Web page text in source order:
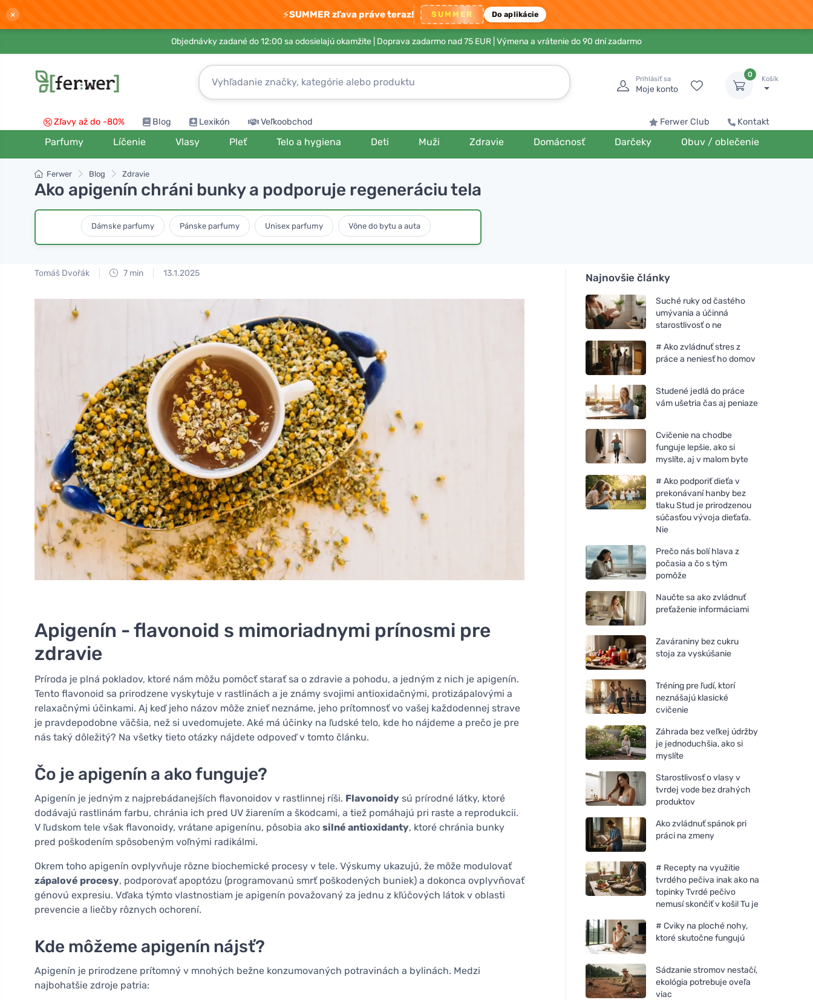
× ⚡SUMMER zľava práve teraz! SUMMER Do aplikácie
Objednávky zadané do 12:00 sa odosielajú okamžite | Doprava zadarmo nad 75 EUR | Výmena a vrátenie do 90 dní zadarmo
Prihlásiť sa
Moje konto
0
Košík
Zľavy až do -80% Blog Lexikón Veľkoobchod Ferwer Club Kontakt
Parfumy Líčenie Vlasy Pleť Telo a hygiena Deti Muži Zdravie Domácnosť Darčeky Obuv / oblečenie
Ferwer Blog Zdravie
Ako apigenín chráni bunky a podporuje regeneráciu tela
Dámske parfumy Pánske parfumy Unisex parfumy Vône do bytu a auta
Tomáš Dvořák 7 min 13.1.2025
Apigenín - flavonoid s mimoriadnymi prínosmi pre
zdravie
Príroda je plná pokladov, ktoré nám môžu pomôcť starať sa o zdravie a pohodu, a jedným z nich je apigenín.
Tento flavonoid sa prirodzene vyskytuje v rastlinách a je známy svojimi antioxidačnými, protizápalovými a
relaxačnými účinkami. Aj keď jeho názov môže znieť neznáme, jeho prítomnosť vo vašej každodennej strave
je pravdepodobne väčšia, než si uvedomujete. Aké má účinky na ľudské telo, kde ho nájdeme a prečo je pre
nás taký dôležitý? Na všetky tieto otázky nájdete odpoveď v tomto článku.
Čo je apigenín a ako funguje?
Apigenín je jedným z najprebádanejších flavonoidov v rastlinnej ríši. Flavonoidy sú prírodné látky, ktoré
dodávajú rastlinám farbu, chránia ich pred UV žiarením a škodcami, a tiež pomáhajú pri raste a reprodukcii.
V ľudskom tele však flavonoidy, vrátane apigenínu, pôsobia ako silné antioxidanty, ktoré chránia bunky
pred poškodením spôsobeným voľnými radikálmi.
Okrem toho apigenín ovplyvňuje rôzne biochemické procesy v tele. Výskumy ukazujú, že môže modulovať
zápalové procesy, podporovať apoptózu (programovanú smrť poškodených buniek) a dokonca ovplyvňovať
génovú expresiu. Vďaka týmto vlastnostiam je apigenín považovaný za jednu z kľúčových látok v oblasti
prevencie a liečby rôznych ochorení.
Kde môžeme apigenín nájsť?
Apigenín je prirodzene prítomný v mnohých bežne konzumovaných potravinách a bylinách. Medzi
najbohatšie zdroje patria:
Najnovšie články
Suché ruky od častého
umývania a účinná
starostlivosť o ne
# Ako zvládnuť stres z
práce a neniesť ho domov
Studené jedlá do práce
vám ušetria čas aj peniaze
Cvičenie na chodbe
funguje lepšie, ako si
myslíte, aj v malom byte
# Ako podporiť dieťa v
prekonávaní hanby bez
tlaku Stud je prirodzenou
súčasťou vývoja dieťaťa.
Nie
Prečo nás bolí hlava z
počasia a čo s tým
pomôže
Naučte sa ako zvládnuť
preťaženie informáciami
Zaváraniny bez cukru
stoja za vyskúšanie
Tréning pre ľudí, ktorí
neznášajú klasické
cvičenie
Záhrada bez veľkej údržby
je jednoduchšia, ako si
myslíte
Starostlivosť o vlasy v
tvrdej vode bez drahých
produktov
Ako zvládnuť spánok pri
práci na zmeny
# Recepty na využitie
tvrdého pečiva inak ako na
topinky Tvrdé pečivo
nemusí skončiť v koši! Tu je
# Cviky na ploché nohy,
ktoré skutočne fungujú
Sádzanie stromov nestačí,
ekológia potrebuje oveľa
viac